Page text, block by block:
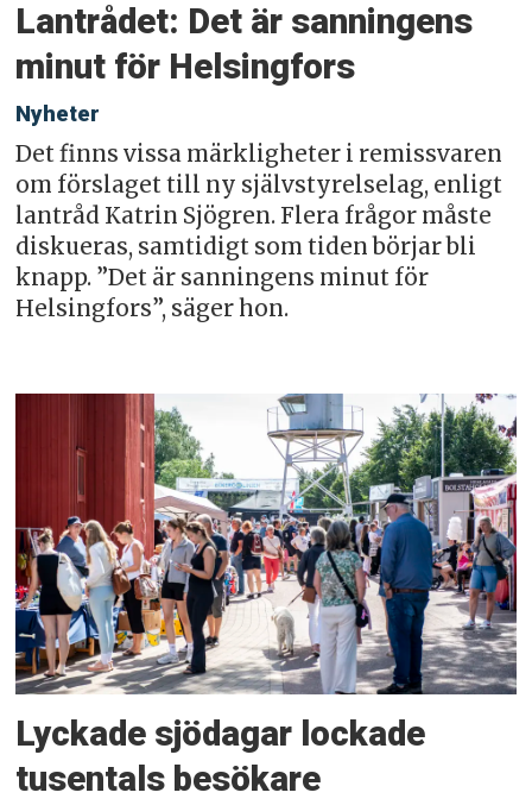
Lantrådet: Det är sanningens
minut för Helsingfors
Nyheter
Det finns vissa märkligheter i remissvaren
om förslaget till ny självstyrelselag, enligt
lantråd Katrin Sjögren. Flera frågor måste
diskueras, samtidigt som tiden börjar bli
knapp. ”Det är sanningens minut för
Helsingfors”, säger hon.
Lyckade sjödagar lockade
tusentals besökare